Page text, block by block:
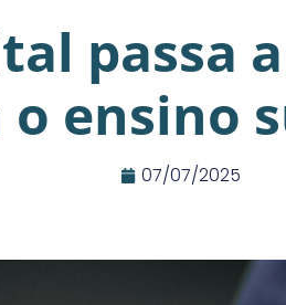
passa
o ensino
07/07/2025